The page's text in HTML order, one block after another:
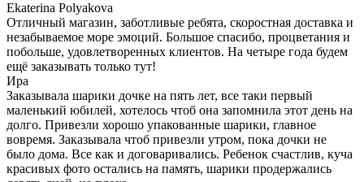
Ekaterina Polyakova
Отличный магазин, заботливые ребята, скоростная доставка и
незабываемое море эмоций. Большое спасибо, процветания и
побольше, удовлетворенных клиентов. На четыре года будем
ещё заказывать только тут!
Ира
Заказывала шарики дочке на пять лет, все таки первый
маленький юбилей, хотелось чтоб она запомнила этот день на
долго. Привезли хорошо упакованные шарики, главное
вовремя. Заказывала чтоб привезли утром, пока дочки не
было дома. Все как и договаривались. Ребенок счастлив, куча
красивых фото остались на память, шарики продержались